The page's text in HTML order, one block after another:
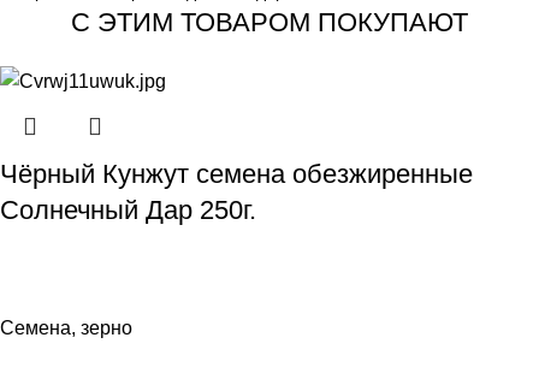
С ЭТИМ ТОВАРОМ ПОКУПАЮТ
Чёрный Кунжут семена обезжиренные
Солнечный Дар 250г.
Семена, зерно